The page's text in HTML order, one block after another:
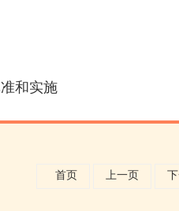
和实施
首页 上一页